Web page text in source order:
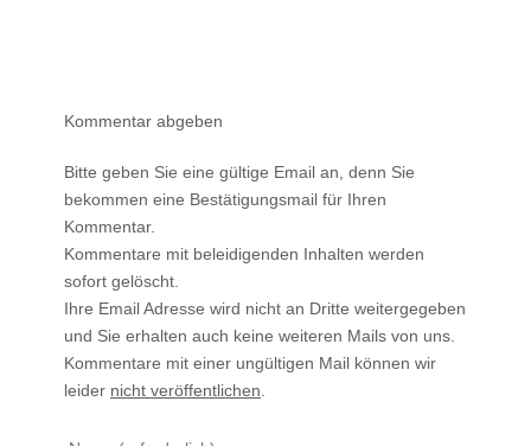
Kommentar abgeben
Bitte geben Sie eine gültige Email an, denn Sie
bekommen eine Bestätigungsmail für Ihren
Kommentar.
Kommentare mit beleidigenden Inhalten werden
sofort gelöscht.
Ihre Email Adresse wird nicht an Dritte weitergegeben
und Sie erhalten auch keine weiteren Mails von uns.
Kommentare mit einer ungültigen Mail können wir
leider nicht veröffentlichen